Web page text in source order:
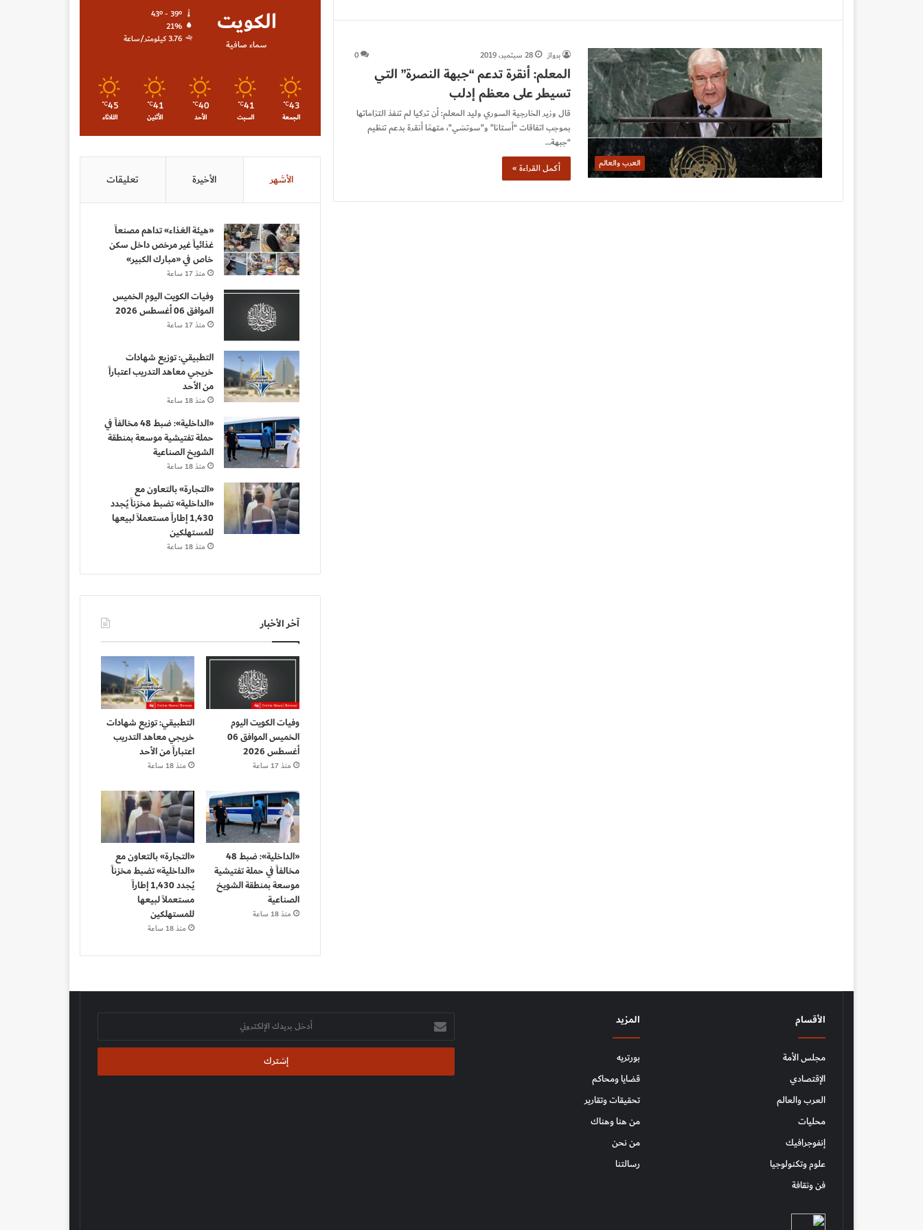
العرب والعالم
برواز 28 سبتمبر، 2019 0
المعلم: أنقرة تدعم “جبهة النصرة” التي
تسيطر على معظم إدلب
قال وزير الخارجية السوري وليد المعلم: أن تركيا لم تنفذ التزاماتها
بموجب اتفاقات “أستانا” و”سوتشي”، متهمًا أنقرة بدعم تنظيم
“جبهة…
أكمل القراءة »
الكويت
سماء صافية
43º - 39º
21%
3.76 كيلومتر/ساعة
43
℃
الجمعة
41
℃
السبت
40
℃
الأحد
41
℃
الأثنين
45
℃
الثلاثاء
الأشهر الأخيرة تعليقات
«هيئة الغذاء» تداهم مصنعاً
غذائياً غير مرخص داخل سكن
خاص في «مبارك الكبير»
منذ 17 ساعة
وفيات الكويت اليوم الخميس
الموافق 06 أغسطس 2026
منذ 17 ساعة
التطبيقي: توزيع شهادات
خريجي معاهد التدريب اعتباراً
من الأحد
منذ 18 ساعة
«الداخلية»: ضبط 48 مخالفاً في
حملة تفتيشية موسعة بمنطقة
الشويخ الصناعية
منذ 18 ساعة
«التجارة» بالتعاون مع
«الداخلية» تضبط مخزناً يُجدد
1,430 إطاراً مستعملاً لبيعها
للمستهلكين
منذ 18 ساعة
آخر الأخبار
وفيات الكويت اليوم
الخميس الموافق 06
أغسطس 2026
منذ 17 ساعة
التطبيقي: توزيع شهادات
خريجي معاهد التدريب
اعتباراً من الأحد
منذ 18 ساعة
«الداخلية»: ضبط 48
مخالفاً في حملة تفتيشية
موسعة بمنطقة الشويخ
الصناعية
منذ 18 ساعة
«التجارة» بالتعاون مع
«الداخلية» تضبط مخزناً
يُجدد 1,430 إطاراً
مستعملاً لبيعها
للمستهلكين
منذ 18 ساعة
الأقسام
مجلس الأمة
الإقتصادي
العرب والعالم
محليات
إنفوجرافيك
علوم وتكنولوجيا
فن وثقافة
المزيد
بورتريه
قضايا ومحاكم
تحقيقات وتقارير
من هنا وهناك
من نحن
رسالتنا
أدخل
بريدك
الإلكتروني